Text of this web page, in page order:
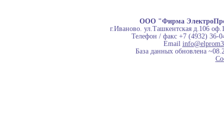
ООО "Фирма
г.Иваново. ул.Ташкентская д.106
Телефон / факс +7 (4932) 36-
Email
База данных обновлена